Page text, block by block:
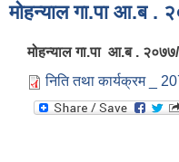
मोहन्याल गा.पा आ.ब .
मोहन्याल गा.पा आ.ब .
निति तथा कार्यक्रम _